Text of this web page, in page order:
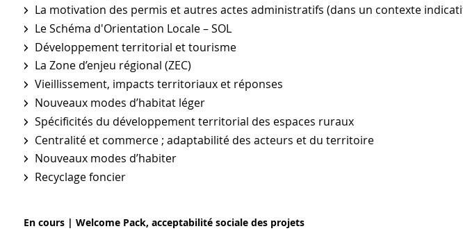
La motivation des permis et autres actes administratifs (dans un contexte
Le Schéma d'Orientation Locale – SOL
Développement territorial et tourisme
La Zone d’enjeu régional (ZEC)
Vieillissement, impacts territoriaux et réponses
Nouveaux modes d’habitat léger
Spécificités du développement territorial des espaces ruraux
Centralité et commerce ; adaptabilité des acteurs et du territoire
Nouveaux modes d’habiter
Recyclage foncier
En cours | Welcome Pack, acceptabilité sociale des projets